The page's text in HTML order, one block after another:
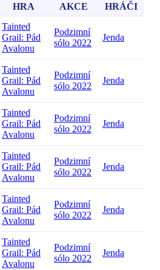
HRA AKCE HRÁČI
Tainted
Grail: Pád
Avalonu
Podzimní
sólo 2022
Jenda
Tainted
Grail: Pád
Avalonu
Podzimní
sólo 2022
Jenda
Tainted
Grail: Pád
Avalonu
Podzimní
sólo 2022
Jenda
Tainted
Grail: Pád
Avalonu
Podzimní
sólo 2022
Jenda
Tainted
Grail: Pád
Avalonu
Podzimní
sólo 2022
Jenda
Tainted
Grail: Pád
Avalonu
Podzimní
sólo 2022
Jenda